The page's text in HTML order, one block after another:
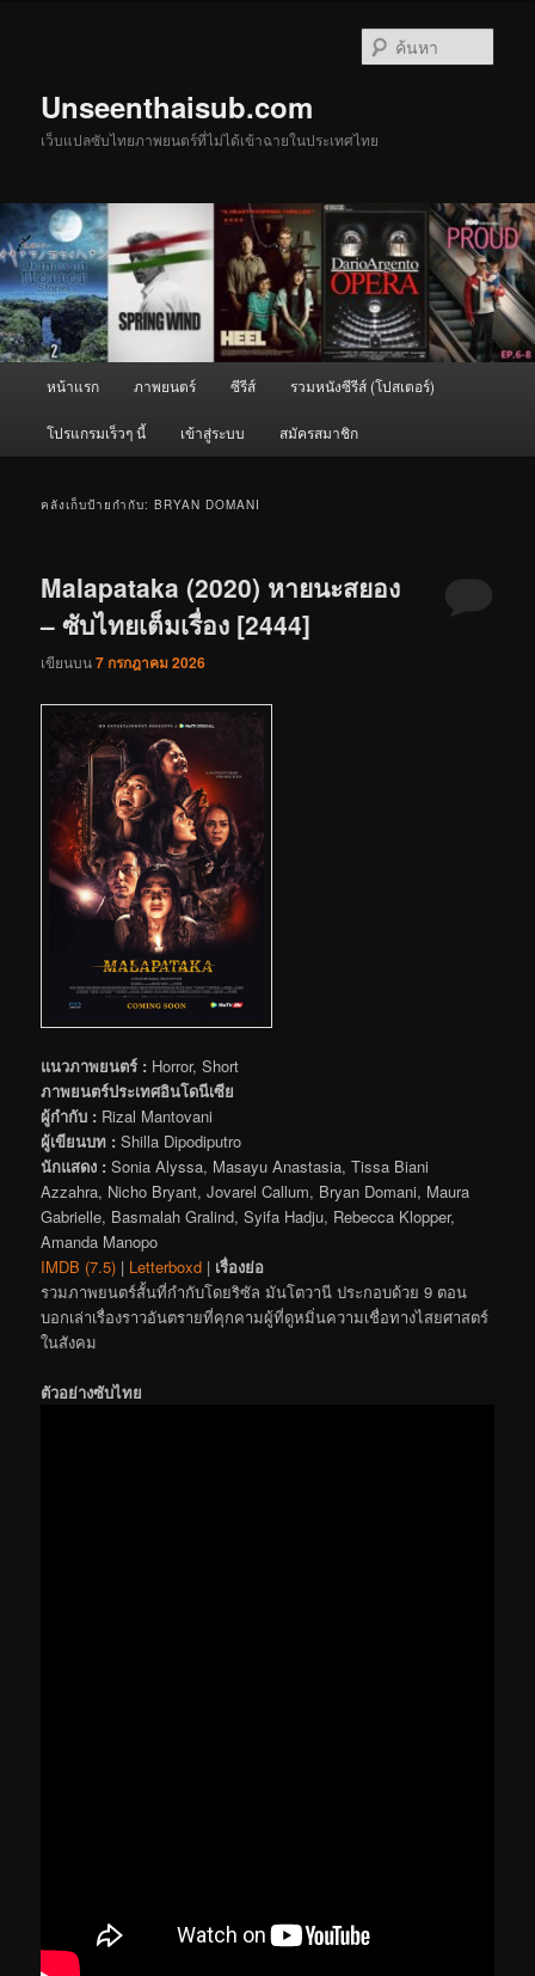
Unseenthaisub.com
เว็บแปลซับไทยภาพยนตร์ที่ไม่ได้เข้าฉายในประเทศไทย
หน้าแรก ภาพยนตร์ ซีรีส์ รวมหนังซีรีส์ (โปสเตอร์)
โปรแกรมเร็วๆ นี้ เข้าสู่ระบบ สมัครสมาชิก
คลังเก็บป้ายกำกับ:BRYAN DOMANI
Malapataka (2020) หายนะสยอง
– ซับไทยเต็มเรื่อง [2444]
เขียนบน7 กรกฎาคม 2026
แนวภาพยนตร์ : Horror, Short
ภาพยนตร์ประเทศอินโดนีเซีย
ผู้กำกับ : Rizal Mantovani
ผู้เขียนบท : Shilla Dipodiputro
นักแสดง : Sonia Alyssa, Masayu Anastasia, Tissa Biani
Azzahra, Nicho Bryant, Jovarel Callum, Bryan Domani, Maura
Gabrielle, Basmalah Gralind, Syifa Hadju, Rebecca Klopper,
Amanda Manopo
IMDB (7.5) | Letterboxd | เรื่องย่อ
รวมภาพยนตร์สั้นที่กำกับโดยริซัล มันโตวานี ประกอบด้วย 9 ตอน
บอกเล่าเรื่องราวอันตรายที่คุกคามผู้ที่ดูหมิ่นความเชื่อทางไสยศาสตร์
ในสังคม
ตัวอย่างซับไทย